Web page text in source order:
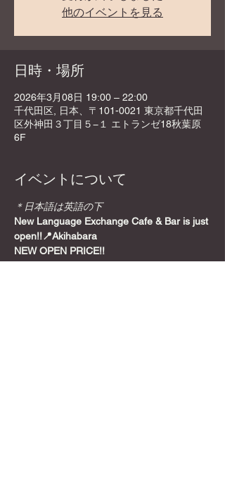
他のイベントを見る
日時・場所
2026年3月08日 19:00 – 22:00
千代田区, 日本、〒101-0021 東京都千代田
区外神田３丁目５−１ エトランゼ18秋葉原
6F
イベントについて
＊日本語は英語の下
New Language Exchange Cafe & Bar is just
open!!📍Akihabara
NEW OPEN PRICE!!